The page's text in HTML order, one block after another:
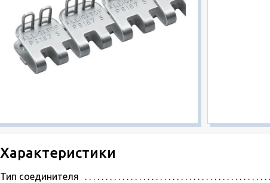
Характеристики
Тип соединителя